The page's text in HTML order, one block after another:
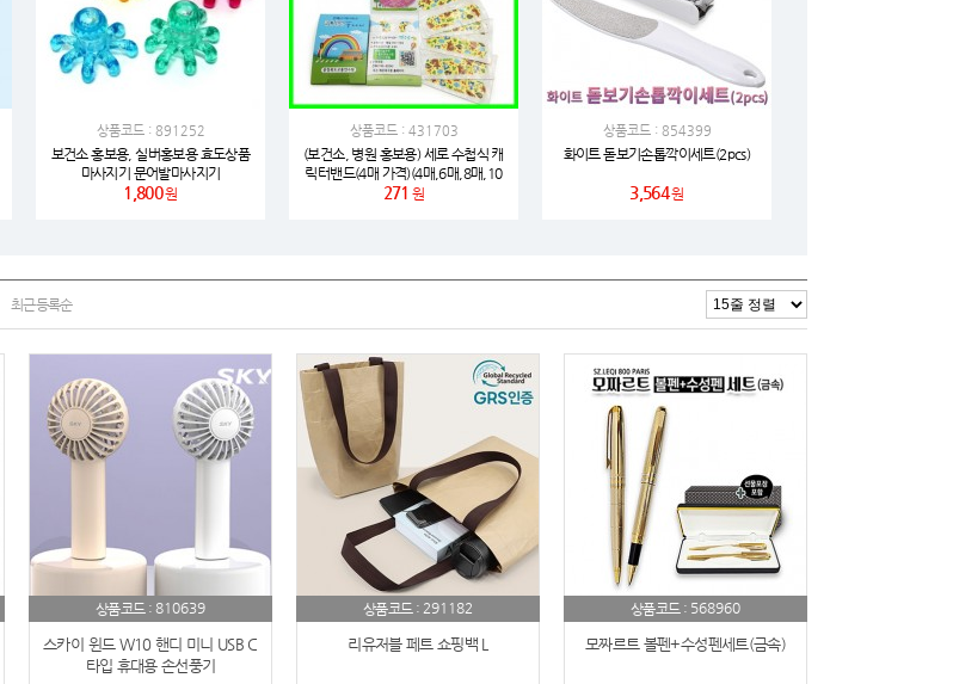
상품코드 : 891252
보건소 홍보용, 실버홍보용 효도상품
마사지기 문어발마사지기
1,800원
상품코드 : 431703
(보건소, 병원 홍보용) 세로 수첩식 캐
릭터밴드(4매 가격)(4매,6매,8매,10
매)
271 원
상품코드 : 854399
화이트 돋보기손톱깍이세트(2pcs)
3,564원
최근등록순
상품코드 : 810639
스카이 윈드 W10 핸디 미니 USB C
타입 휴대용 손선풍기
상품코드 : 291182
리유저블 페트 쇼핑백 L
상품코드 : 568960
모짜르트 볼펜+수성펜세트(금속)